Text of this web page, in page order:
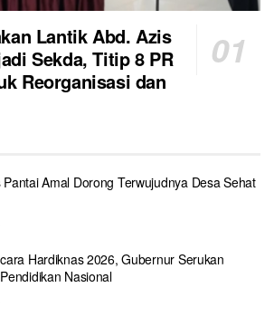
Lantik Abd. Azis
Sekda, Titip 8 PR
Reorganisasi dan
Pantai Amal Dorong Terwujudnya Desa Sehat
Hardiknas 2026, Gubernur Serukan
Nasional